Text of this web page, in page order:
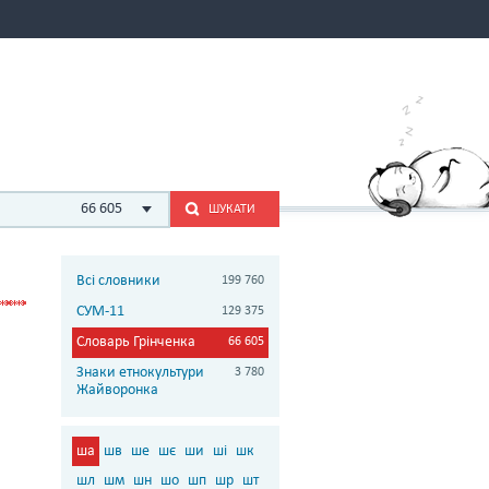
66 605 ШУКАТИ
Всі словники 199 760
СУМ-11 129 375
Словарь Грінченка 66 605
Знаки етнокультури
Жайворонка
3 780
ша шв ше шє ши ші шк
шл
шм шн шо шп шр шт